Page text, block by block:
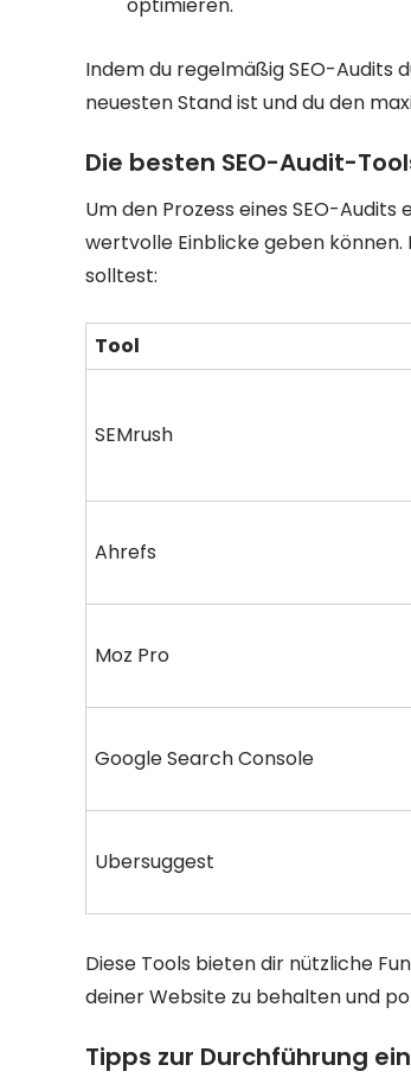
Indem du regelmäßig SEO-Audits
neuesten Stand ist und du den
Die besten SEO-Audit-
Um den Prozess eines SEO-
wertvolle Einblicke geben können.
solltest:
Tool
SEMrush
Ahrefs
Moz Pro
Google Search Console
Ubersuggest
Diese Tools bieten dir nützliche
deiner Website zu behalten und
Tipps zur Durchführung